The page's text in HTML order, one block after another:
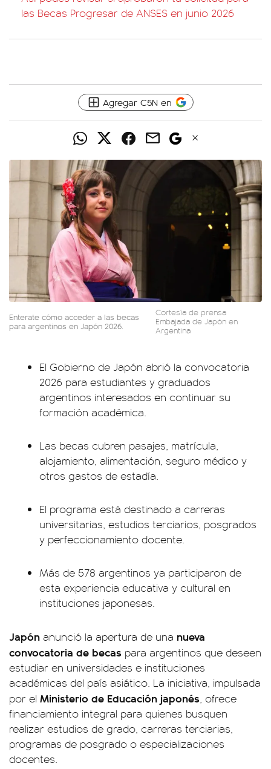
las Becas Progresar de ANSES en junio 2026
Agregar C5N en
Enterate cómo acceder a las becas
para argentinos en Japón 2026.
Cortesía de prensa
Embajada de Japón en
Argentina
El Gobierno de Japón abrió la convocatoria
2026 para estudiantes y graduados
argentinos interesados en continuar su
formación académica.
Las becas cubren pasajes, matrícula,
alojamiento, alimentación, seguro médico y
otros gastos de estadía.
El programa está destinado a carreras
universitarias, estudios terciarios, posgrados
y perfeccionamiento docente.
Más de 578 argentinos ya participaron de
esta experiencia educativa y cultural en
instituciones japonesas.
Japón anunció la apertura de una nueva
convocatoria de becas para argentinos que deseen
estudiar en universidades e instituciones
académicas del país asiático. La iniciativa, impulsada
por el Ministerio de Educación japonés, ofrece
financiamiento integral para quienes busquen
realizar estudios de grado, carreras terciarias,
programas de posgrado o especializaciones
docentes.